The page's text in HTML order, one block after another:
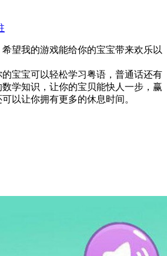
望我的游戏能给你的宝宝带来欢乐以
宝宝可以轻松学习粤语，普通话还有
学知识，让你的宝贝能快人一步，赢
以让你拥有更多的休息时间。